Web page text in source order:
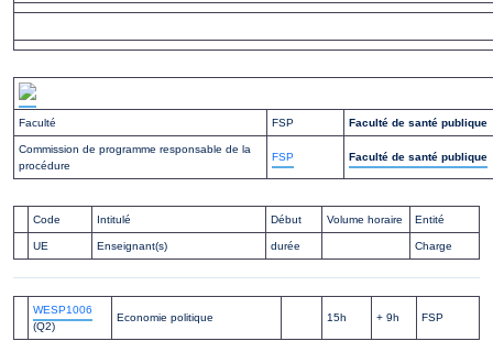
Faculté FSP Faculté de santé publique
Commission de programme responsable de la
procédure
FSP Faculté de santé publique
Code Intitulé Début Volume horaire Entité
UE Enseignant(s) durée Charge
WESP1006
(Q2)
Economie politique 15h + 9h FSP